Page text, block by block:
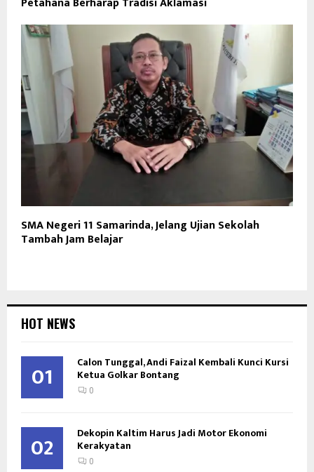
SMA Negeri 11 Samarinda, Jelang Ujian Sekolah
Tambah Jam Belajar
HOT NEWS
01 Calon Tunggal, Andi Faizal Kembali Kunci Kursi
Ketua Golkar Bontang
0
02 Dekopin Kaltim Harus Jadi Motor Ekonomi
Kerakyatan
0